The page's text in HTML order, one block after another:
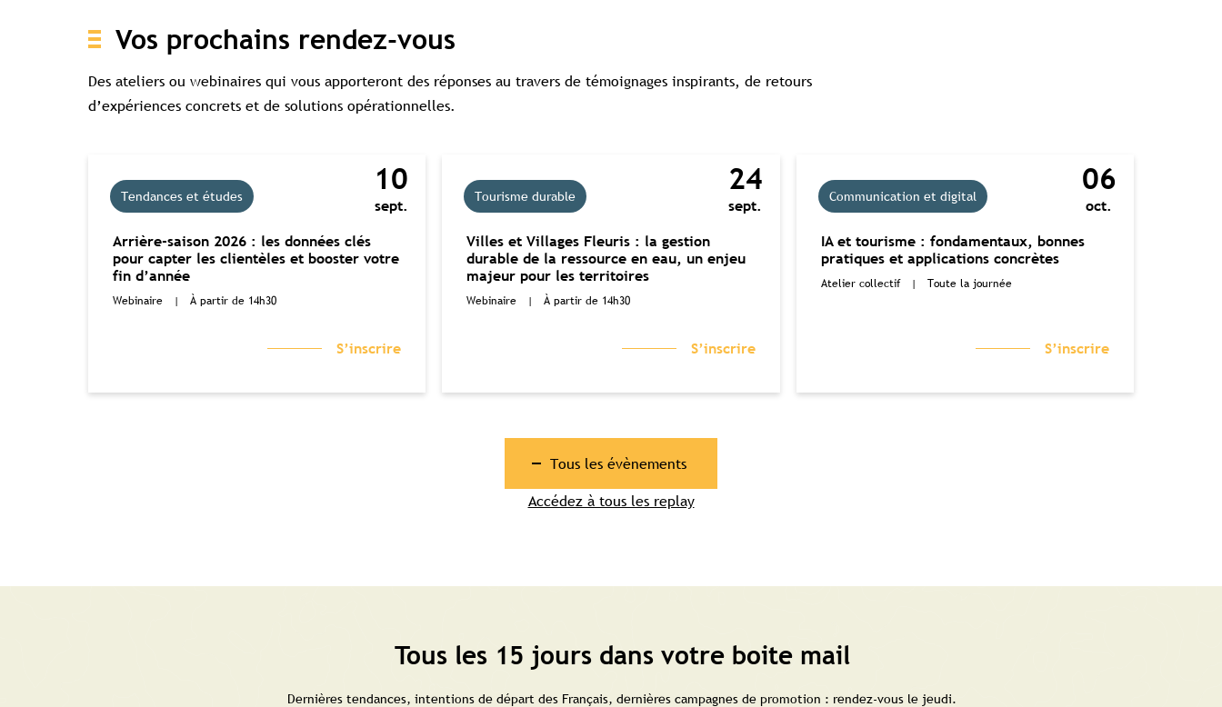
Vos prochains rendez-vous
Des ateliers ou webinaires qui vous apporteront des réponses au travers de témoignages inspirants, de retours
d’expériences concrets et de solutions opérationnelles.
Tendances et études
10
sept.
Arrière-saison 2026 : les données clés
pour capter les clientèles et booster votre
fin d’année
Webinaire | À partir de 14h30
S’inscrire
Tourisme durable
24
sept.
Villes et Villages Fleuris : la gestion
durable de la ressource en eau, un enjeu
majeur pour les territoires
Webinaire | À partir de 14h30
S’inscrire
Communication et digital
06
oct.
IA et tourisme : fondamentaux, bonnes
pratiques et applications concrètes
Atelier collectif | Toute la journée
S’inscrire
Tous les évènements
Accédez à tous les replay
Tous les 15 jours dans votre boite mail
Dernières tendances, intentions de départ des Français, dernières campagnes de promotion : rendez-vous le jeudi.